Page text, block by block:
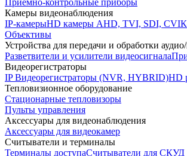
Приемно-контрольные приборы
Камеры видеонаблюдения
IP-камерыHD камеры AHD, TVI, SDI, CVI
Объективы
Устройства для передачи и обработки
Разветвители и усилители видеосигнала
Видеорегистраторы
IP Видеорегистраторы (NVR, HYBRID)HD
Тепловизионное оборудование
Стационарные тепловизоры
Пульты управления
Аксессуары для видеонаблюдения
Аксессуары для видеокамер
Считыватели и терминалы
Терминалы доступаСчитыватели для СКУД